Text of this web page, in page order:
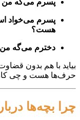
پسرم می‌خواد
هست؟
دخترم می‌گه من
بیاید با هم بدون
حرف‌ها هست و چی کار
چرا بچه‌ها